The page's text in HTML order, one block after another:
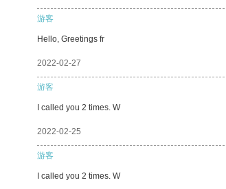
游客
Hello, Greetings fr
2022-02-27
游客
I called you 2 times. W
2022-02-25
游客
I called you 2 times. W